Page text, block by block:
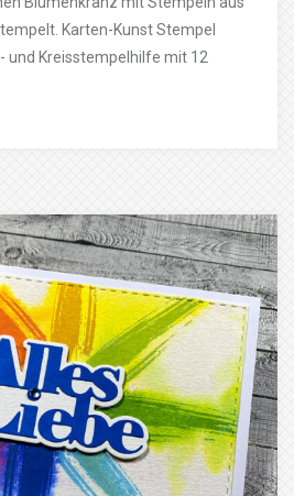
Karten-Kunst Stempel
und Kreisstempelhilfe mit 12